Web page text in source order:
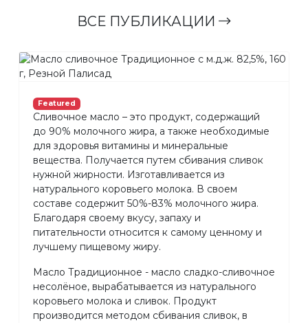
ВСЕ ПУБЛИКАЦИИ
Featured
Сливочное масло – это продукт, содержащий
до 90% молочного жира, а также необходимые
для здоровья витамины и минеральные
вещества. Получается путем сбивания сливок
нужной жирности. Изготавливается из
натурального коровьего молока. В своем
составе содержит 50%-83% молочного жира.
Благодаря своему вкусу, запаху и
питательности относится к самому ценному и
лучшему пищевому жиру.
Масло Традиционное - масло сладко-сливочное
несолёное, вырабатывается из натурального
коровьего молока и сливок. Продукт
производится методом сбивания сливок, в